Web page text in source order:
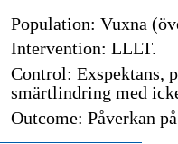
Population: Vuxna
Intervention: LLLT.
Control: Exspektans,
smärtlindring med
Outcome: Påverkan